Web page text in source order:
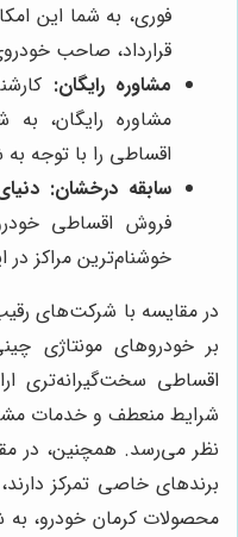
فوری، به شما این
قرارداد، صاحب
مشاوره رایگان:
مشاوره رایگان،
اقساطی را با توجه
سابقه درخشان:
فروش اقساطی
خوشنام‌ترین مراکز
در مقایسه با شرکت‌های
بر خودروهای مونتاژی
اقساطی سخت‌گیرانه‌تری
شرایط منعطف و خدمات
نظر می‌رسد. همچنین، در
برندهای خاصی تمرکز
محصولات کرمان خودرو، به